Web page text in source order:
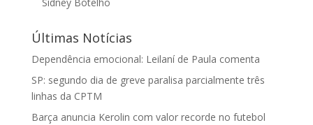
Últimas Notícias
Dependência emocional: Leilaní de Paula comenta
SP: segundo dia de greve paralisa parcialmente três
linhas da CPTM
Barça anuncia Kerolin com valor recorde no futebol